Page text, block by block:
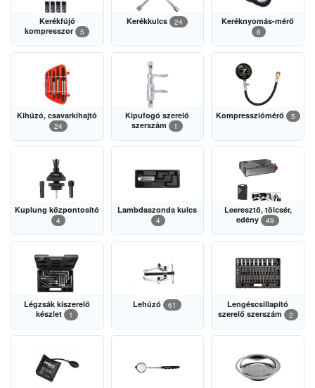
Kerékfújó
kompresszor
5
Kerékkulcs 24 Keréknyomás-mérő
6
Kihúzó, csavarkihajtó
24
Kipufogó szerelő
szerszám
1
Kompressziómérő 5
Kuplung központosító
4
Lambdaszonda kulcs
4
Leeresztő, tölcsér,
edény
49
Légzsák kiszerelő
készlet
1
Lehúzó 61
Lengéscsillapító
szerelő szerszám
2